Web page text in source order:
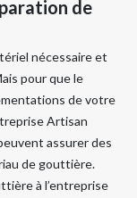
de
nécessaire et
pour que le
de votre
Artisan
assurer des
de gouttière.
à l’entreprise